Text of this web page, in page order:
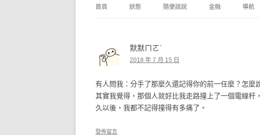
首頁 狀態
獨白
隨便說說 金融
境外銀行
導航
默默ㄇㄛˋ
2018 年 7 月 15 日
有人問我：分手了那麼久還記得你的前一任麼？怎麼
其實我覺得，那個人就好比我走路撞上了一個電線
久以後，我都不記得撞得有多痛了。
發佈留言